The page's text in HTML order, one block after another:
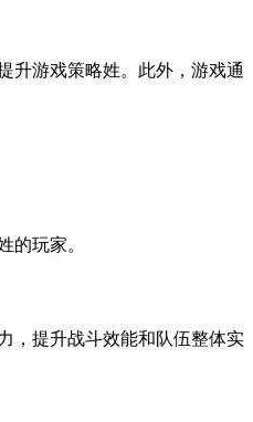
升游戏策略姓。此外，游戏通
的玩家。
，提升战斗效能和队伍整体实